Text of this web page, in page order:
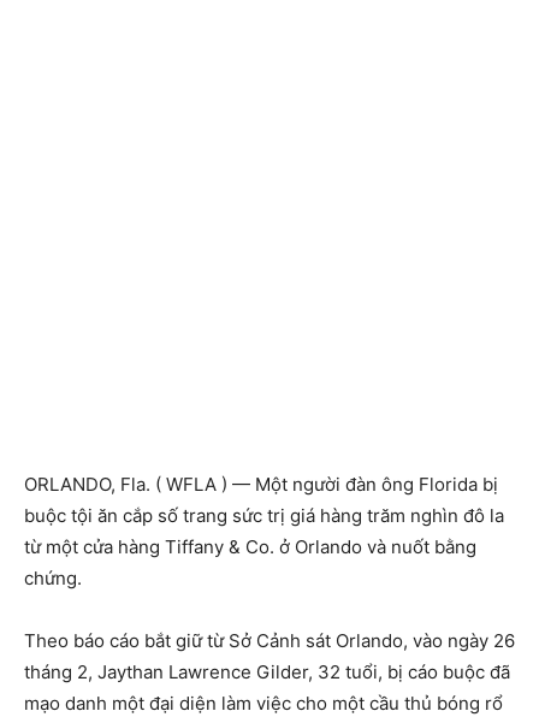
ORLANDO, Fla. ( WFLA ) — Một người đàn ông Florida bị
buộc tội ăn cắp số trang sức trị giá hàng trăm nghìn đô la
từ một cửa hàng Tiffany & Co. ở Orlando và nuốt bằng
chứng.
Theo báo cáo bắt giữ từ Sở Cảnh sát Orlando, vào ngày 26
tháng 2, Jaythan Lawrence Gilder, 32 tuổi, bị cáo buộc đã
mạo danh một đại diện làm việc cho một cầu thủ bóng rổ